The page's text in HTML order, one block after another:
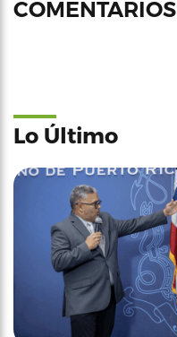
COMENTARIOS
Lo Último